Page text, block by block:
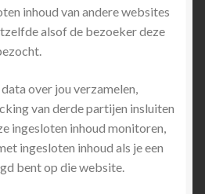
inhoud van andere websites
alsof de bezoeker deze
over jou verzamelen,
van derde partijen insluiten
ingesloten inhoud monitoren,
ingesloten inhoud als je een
bent op die website.